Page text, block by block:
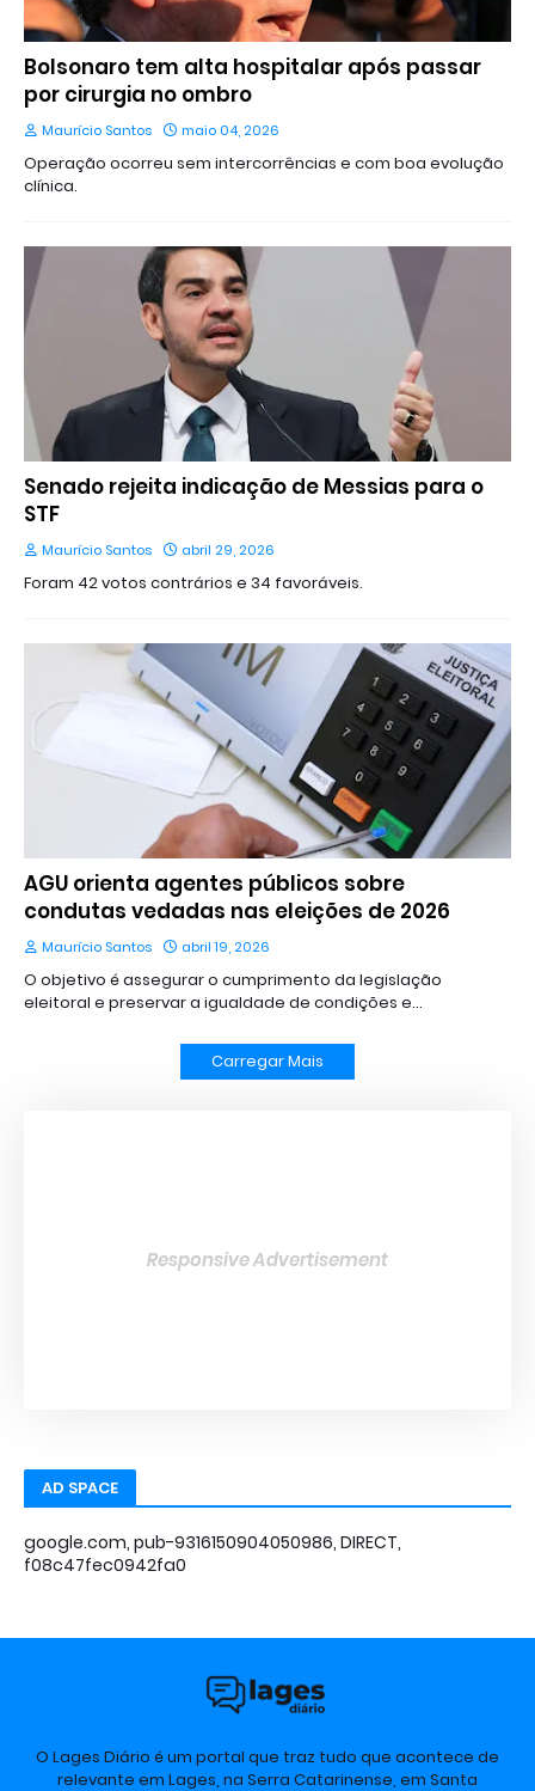
Bolsonaro tem alta hospitalar após passar
por cirurgia no ombro
Maurício Santos maio 04, 2026
Operação ocorreu sem intercorrências e com boa evolução
clínica.
Senado rejeita indicação de Messias para o
STF
Maurício Santos abril 29, 2026
Foram 42 votos contrários e 34 favoráveis.
AGU orienta agentes públicos sobre
condutas vedadas nas eleições de 2026
Maurício Santos abril 19, 2026
O objetivo é assegurar o cumprimento da legislação
eleitoral e preservar a igualdade de condições e…
Carregar Mais
Responsive Advertisement
AD SPACE
google.com, pub-9316150904050986, DIRECT,
f08c47fec0942fa0
O Lages Diário é um portal que traz tudo que acontece de
relevante em Lages, na Serra Catarinense, em Santa